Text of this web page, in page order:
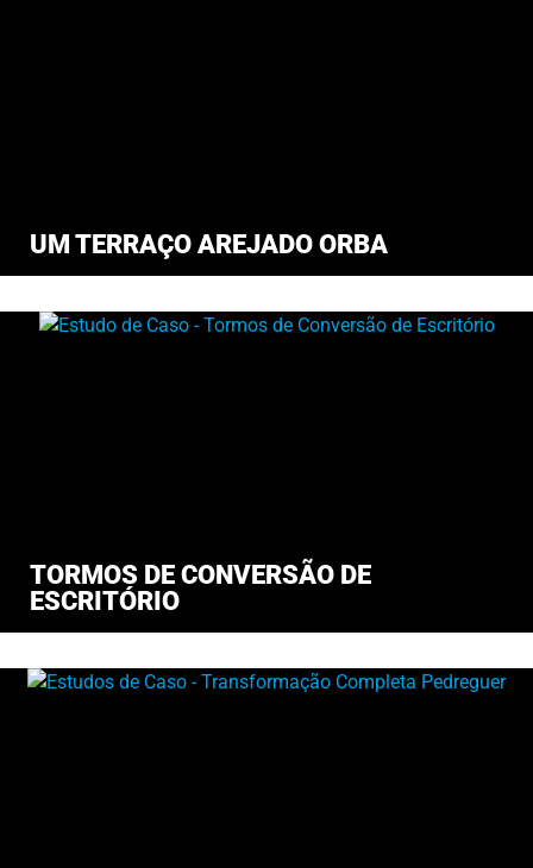
UM TERRAÇO AREJADO ORBA
TORMOS DE CONVERSÃO DE
ESCRITÓRIO